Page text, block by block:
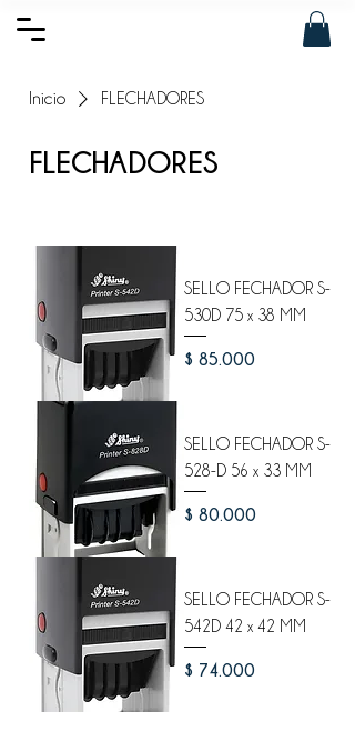
Inicio FLECHADORES
FLECHADORES
SELLO FECHADOR S-
530D 75 x 38 MM
Precio
$ 85.000
SELLO FECHADOR S-
528-D 56 x 33 MM
Precio
$ 80.000
SELLO FECHADOR S-
542D 42 x 42 MM
Precio
$ 74.000